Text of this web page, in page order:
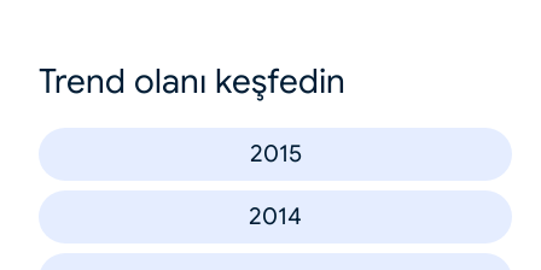
Trend olanı keşfedin
2015
2014